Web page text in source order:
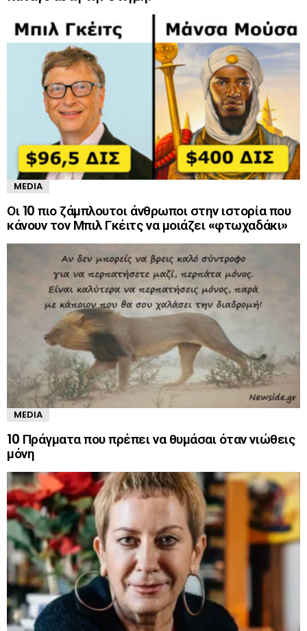
MEDIA
Οι 10 πιο ζάμπλουτοι άνθρωποι στην ιστορία που
κάνουν τον Μπιλ Γκέιτς να μοιάζει «φτωχαδάκι»
MEDIA
10 Πράγματα που πρέπει να θυμάσαι όταν νιώθεις
μόνη